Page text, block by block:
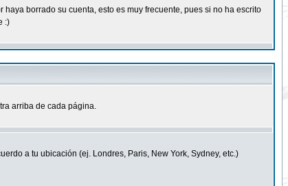
borrado su cuenta, esto es muy frecuente, pues si no ha escrito
:)
arriba de cada página.
a tu ubicación (ej. Londres, Paris, New York, Sydney, etc.)